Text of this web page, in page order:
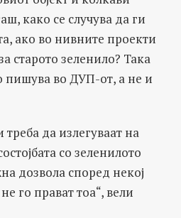
како се случува да ги
ако во нивните проекти
старото зеленило? Така
пишува во ДУП-от, а не и
да излегуваат на
со зеленилото
дозвола според некој
го прават тоа“, вели